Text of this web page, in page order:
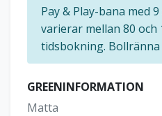
Pay & Play-bana med
varierar mellan 80 och
tidsbokning. Bollränna
GREENINFORMATION
Matta